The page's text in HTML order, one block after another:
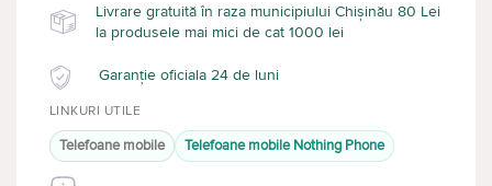
Livrare gratuită în raza municipiului Chișinău 80 Lei
la produsele mai mici de cat 1000 lei
Garanție oficiala 24 de luni
LINKURI UTILE
Telefoane mobile Telefoane mobile Nothing Phone